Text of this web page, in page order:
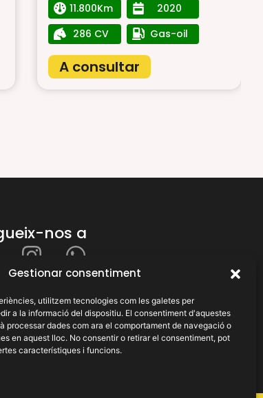
Gestionar consentiment
utilitzem tecnologies com les galetes per
a la informació del dispositiu. El consentiment d'aquestes
processar dades com ara el comportament de navegació o
en aquest lloc. No consentir o retirar el consentiment, pot
característiques i funcions.
11.800Km
2020
286 CV
Gas-oil
A consultar
nos a
X